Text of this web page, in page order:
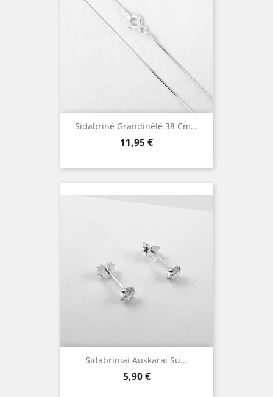
Sidabrinė Grandinėlė 38 Cm...
Kaina
11,95 €
Sidabriniai Auskarai Su...
Kaina
5,90 €